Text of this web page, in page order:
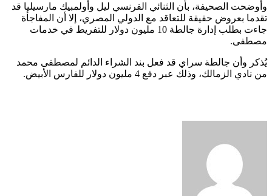
وأوضحت الصحيفة، بأن الثنائي الفرنسي ليل وأولمبيك مارسيليا قد
تقدما بعروض حقيقة للتعاقد مع الدولي المصري، إلا أن المفاجأة
جاءت بطلب إدارة جالطة 10 مليون دولار للتفريط في خدمات
مصطفى.
يُذكر وأن جالطة سراي قد فعل بند الشراء الدائم لمصطفى محمد
من نادي الزمالك، وذلك عبر دفع 4 مليون دولار للفارس الأبيض.